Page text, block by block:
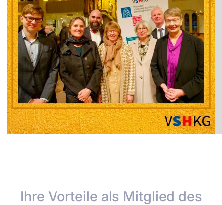
Ihre Vorteile als Mitglied des